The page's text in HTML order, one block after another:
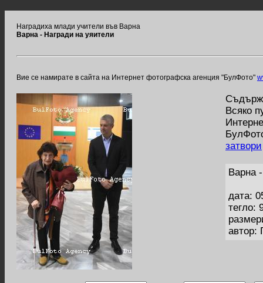
Наградиха млади учители във Варна
Варна - Награди на уяители
Вие се намирате в сайта на Интернет фотографска агенция "БулФото"
Всяко
затвори
Варна
дата:
тегло:
автор: